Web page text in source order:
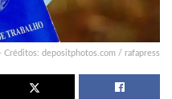
Créditos: depositphotos.com / rafapress